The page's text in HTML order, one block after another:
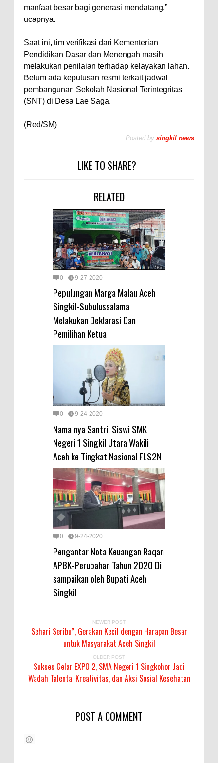
manfaat besar bagi generasi mendatang,”
ucapnya.
Saat ini, tim verifikasi dari Kementerian
Pendidikan Dasar dan Menengah masih
melakukan penilaian terhadap kelayakan lahan.
Belum ada keputusan resmi terkait jadwal
pembangunan Sekolah Nasional Terintegritas
(SNT) di Desa Lae Saga.
(Red/SM)
Posted by singkil news
LIKE TO SHARE?
RELATED
0 9-27-2020
Pepulungan Marga Malau Aceh
Singkil-Subulussalama
Melakukan Deklarasi Dan
Pemilihan Ketua
0 9-24-2020
Nama nya Santri, Siswi SMK
Negeri 1 Singkil Utara Wakili
Aceh ke Tingkat Nasional FLS2N
0 9-24-2020
Pengantar Nota Keuangan Raqan
APBK-Perubahan Tahun 2020 Di
sampaikan oleh Bupati Aceh
Singkil
NEWER POST
Sehari Seribu”, Gerakan Kecil dengan Harapan Besar
untuk Masyarakat Aceh Singkil
OLDER POST
Sukses Gelar EXPO 2, SMA Negeri 1 Singkohor Jadi
Wadah Talenta, Kreativitas, dan Aksi Sosial Kesehatan
POST A COMMENT